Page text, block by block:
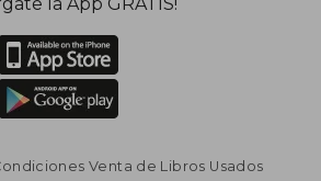
Venta de Libros Usados